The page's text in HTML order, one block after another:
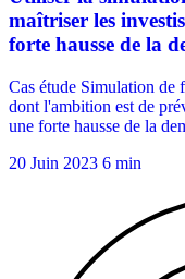
20 Juin 2023 6 min